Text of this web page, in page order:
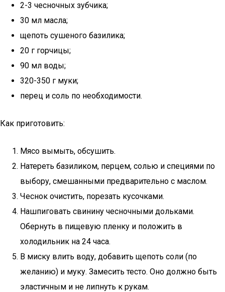
2-3 чесночных зубчика;
30 мл масла;
щепоть сушеного базилика;
20 г горчицы;
90 мл воды;
320-350 г муки;
перец и соль по необходимости.
Как приготовить:
Мясо вымыть, обсушить.
Натереть базиликом, перцем, солью и специями по
выбору, смешанными предварительно с маслом.
Чеснок очистить, порезать кусочками.
Нашпиговать свинину чесночными дольками.
Обернуть в пищевую пленку и положить в
холодильник на 24 часа.
В миску влить воду, добавить щепоть соли (по
желанию) и муку. Замесить тесто. Оно должно быть
эластичным и не липнуть к рукам.